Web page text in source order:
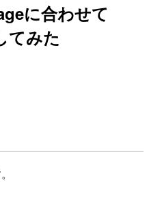
に合わせて
てみた